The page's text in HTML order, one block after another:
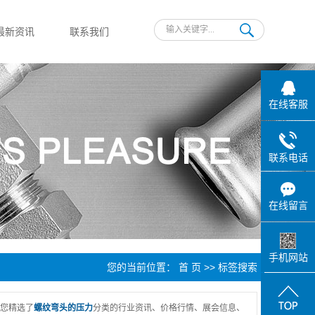
新资讯
司新闻
业新闻
技术知识
联系我们
您的当前位置： 首 页 >> 标签搜索
精选了螺纹弯头的压力分类的行业资讯、价格行情、展会信息、
在线客服
联系电话
在线留言
手机网站